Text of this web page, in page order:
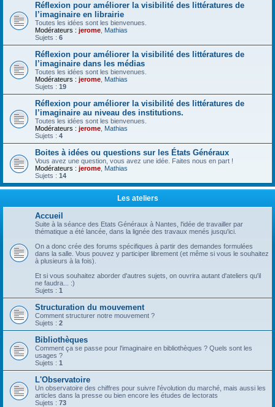
Réflexion pour améliorer la visibilité des littératures de
l’imaginaire en librairie
Toutes les idées sont les bienvenues.
Modérateurs : jerome Mathias
Sujets : 6
Réflexion pour améliorer la visibilité des littératures de
l’imaginaire dans les médias
Toutes les idées sont les bienvenues.
Modérateurs : jerome Mathias
Sujets : 19
Réflexion pour améliorer la visibilité des littératures de
l’imaginaire au niveau des institutions.
Toutes les idées sont les bienvenues.
Modérateurs : jerome Mathias
Sujets : 4
Boites à idées ou questions sur les États Généraux
Vous avez une question, vous avez une idée. Faites nous en part !
Modérateurs : jerome Mathias
Sujets : 14
Les ateliers
Accueil
Suite à la séance des Etats Généraux à Nantes, l'idée de travailler par
thématique a été lancée, dans la lignée des travaux menés jusqu'ici.
On a donc crée des forums spécifiques à partir des demandes formulées
dans la salle. Vous pouvez y participer librement (et même si vous le souhaitez
à plusieurs à la fois).
Et si vous souhaitez aborder d'autres sujets, on ouvrira autant d'ateliers qu'il
ne faudra... :)
Sujets : 1
Structuration du mouvement
Comment structurer notre mouvement ?
Sujets : 2
Bibliothèques
Comment ça se passe pour l'imaginaire en bibliothèques ? Quels sont les
usages ?
Sujets : 1
L'Observatoire
Un observatoire des chiffres pour suivre l'évolution du marché, mais aussi les
articles dans la presse ou bien encore les études de lectorats
Sujets : 73